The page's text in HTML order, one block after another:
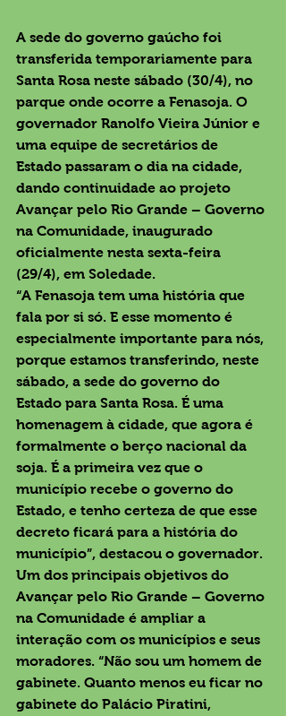
A sede do governo gaúcho foi
transferida temporariamente para
Santa Rosa neste sábado (30/4), no
parque onde ocorre a Fenasoja. O
governador Ranolfo Vieira Júnior e
uma equipe de secretários de
Estado passaram o dia na cidade,
dando continuidade ao projeto
Avançar pelo Rio Grande – Governo
na Comunidade, inaugurado
oficialmente nesta sexta-feira
(29/4), em Soledade.
“A Fenasoja tem uma história que
fala por si só. E esse momento é
especialmente importante para nós,
porque estamos transferindo, neste
sábado, a sede do governo do
Estado para Santa Rosa. É uma
homenagem à cidade, que agora é
formalmente o berço nacional da
soja. É a primeira vez que o
município recebe o governo do
Estado, e tenho certeza de que esse
decreto ficará para a história do
município”, destacou o governador.
Um dos principais objetivos do
Avançar pelo Rio Grande – Governo
na Comunidade é ampliar a
interação com os municípios e seus
moradores. “Não sou um homem de
gabinete. Quanto menos eu ficar no
gabinete do Palácio Piratini,